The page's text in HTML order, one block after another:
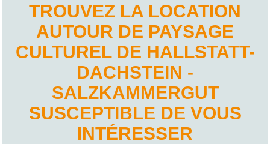
TROUVEZ LA LOCATION
AUTOUR DE PAYSAGE
CULTUREL DE HALLSTATT-
DACHSTEIN -
SALZKAMMERGUT
SUSCEPTIBLE DE VOUS
INTÉRESSER